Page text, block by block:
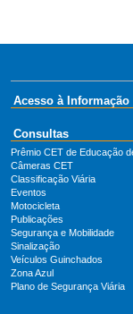
Acesso à Informação
Consultas
Prêmio CET de Educação
Câmeras CET
Classificação Viária
Eventos
Motocicleta
Publicações
Segurança e Mobilidade
Sinalização
Veículos Guinchados
Zona Azul
Plano de Segurança Viária